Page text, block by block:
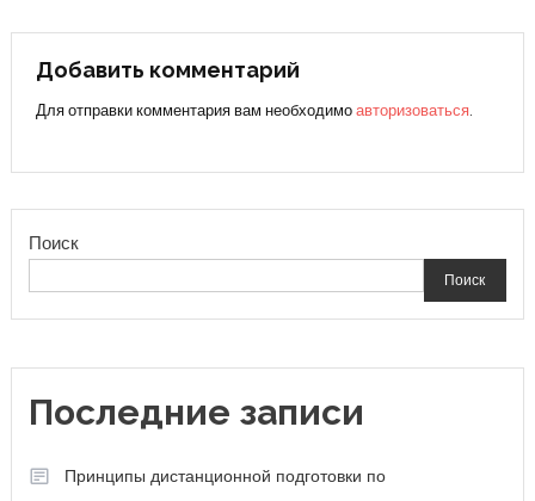
по
записям
Добавить комментарий
Для отправки комментария вам необходимоавторизоваться.
Поиск
Поиск
Последние записи
Принципы дистанционной подготовки по